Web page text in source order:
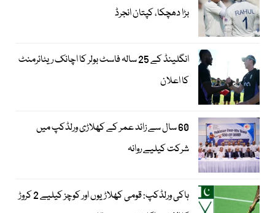
بڑا دھچکا، کپتان انجرڈ
انگلینڈ کے 25 سالہ فاسٹ بولر کا اچانک ریٹائرمنٹ
کا اعلان
60 سال سے زائد عمر کے کھلاڑی ورلڈکپ میں
شرکت کیلیے روانہ
ہاکی ورلڈکپ: قومی کھلاڑیوں اور کوچز کیلیے 2 کروڑ